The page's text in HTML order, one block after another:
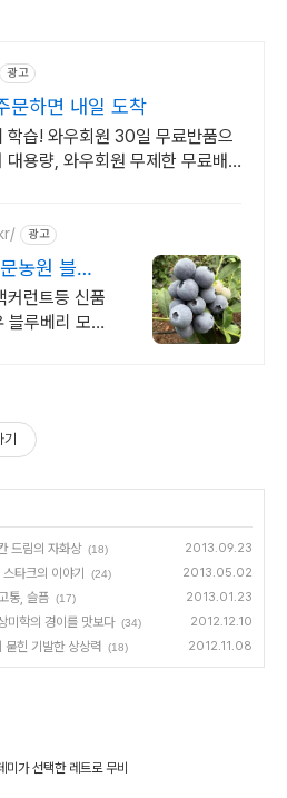
광고
문하면 내일 도착
학습! 와우회원 30일 무료반품으
용량, 와우회원 무제한 무료배
광고
농원 블루
커런트등 신품
루베리 모든
기
드림의 자화상 (18) 2013.09.23
타크의 이야기 (24) 2013.05.02
통, 슬픔 (17) 2013.01.23
미학의 경이를 맛보다 (34) 2012.12.10
힌 기발한 상상력 (18) 2012.11.08
가 선택한 레트로 무비